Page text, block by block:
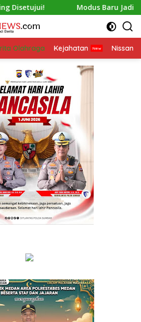
Modus Baru Jadikan,
Olahraga Kejahatan Nissan